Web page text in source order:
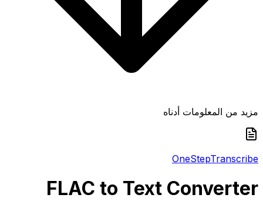
مزيد من المعلومات أدناه
OneStepTranscribe
FLAC to Text Converter